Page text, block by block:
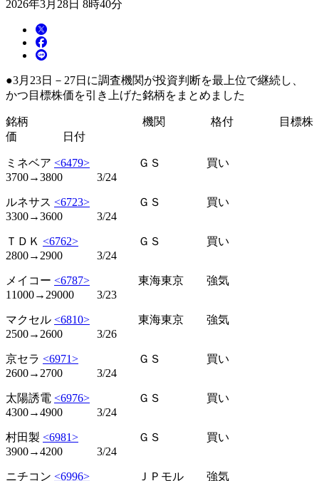
2026年3月28日 8時40分
●3月23日－27日に調査機関が投資判断を最上位で継続し、
かつ目標株価を引き上げた銘柄をまとめました
銘柄 機関 格付 目標株
価 日付
ミネベア <6479> ＧＳ 買い
3700→3800 3/24
ルネサス <6723> ＧＳ 買い
3300→3600 3/24
ＴＤＫ <6762> ＧＳ 買い
2800→2900 3/24
メイコー <6787> 東海東京 強気
11000→29000 3/23
マクセル <6810> 東海東京 強気
2500→2600 3/26
京セラ <6971> ＧＳ 買い
2600→2700 3/24
太陽誘電 <6976> ＧＳ 買い
4300→4900 3/24
村田製 <6981> ＧＳ 買い
3900→4200 3/24
ニチコン <6996> ＪＰモル 強気